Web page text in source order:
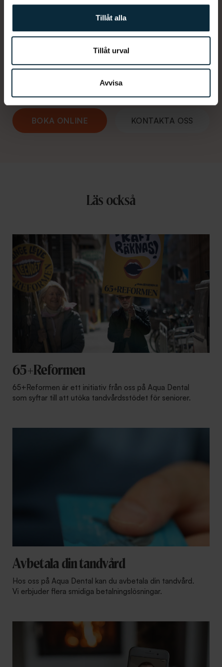
Tillåt alla
Tillåt urval
Avvisa
Hur kan vi hjälpa dig?
dumma frågor. Vi finns här 365 dagar om det är
något. Du når oss som vanligt på 010-188 00 00.
BOKA ONLINE KONTAKTA OSS
Läs också
65+Reformen
65+Reformen är ett initiativ från oss på Aqua Dental
som syftar till att utöka tandvårdsstödet för seniorer.
Avbetala din tandvård
Hos oss på Aqua Dental kan du avbetala din tandvård.
Vi erbjuder flera smidiga betalningslösningar.